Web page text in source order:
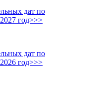
дат по
год>>>
дат по
год>>>